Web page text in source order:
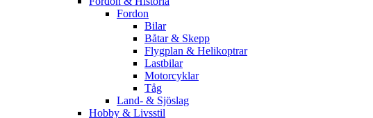
Fordon
Bilar
Båtar & Skepp
Flygplan & Helikoptrar
Lastbilar
Motorcyklar
Tåg
Land- & Sjöslag
Hobby & Livsstil